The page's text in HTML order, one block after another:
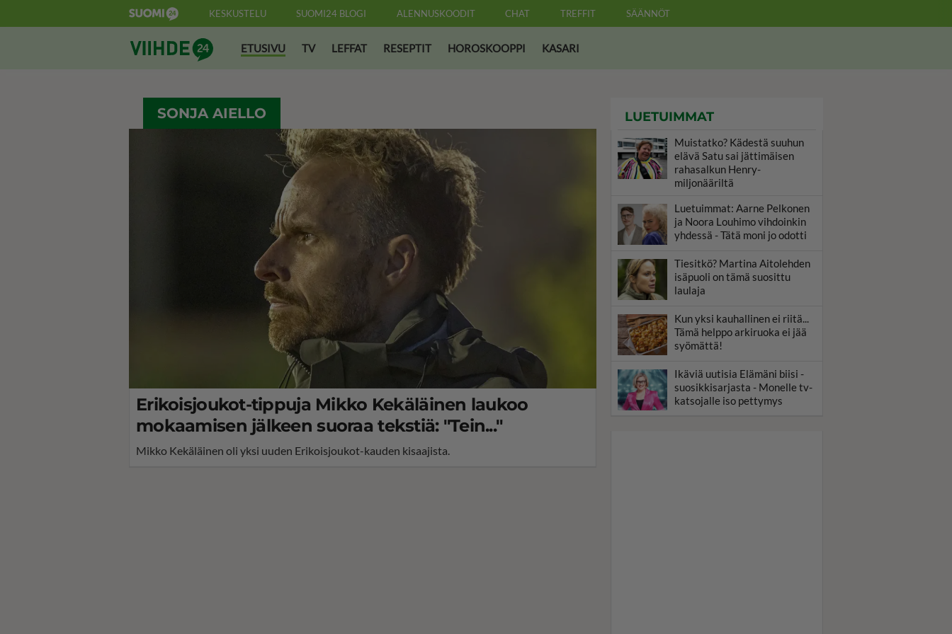
KESKUSTELU SUOMI24 BLOGI ALENNUSKOODIT CHAT TREFFIT SÄÄNNÖT
Suomi24 ViihdeETUSIVU TV LEFFAT RESEPTIT HOROSKOOPPI KASARI
SONJA AIELLO
Erikoisjoukot-tippuja Mikko Kekäläinen laukoo
mokaamisen jälkeen suoraa tekstiä: "Tein..."
Mikko Kekäläinen oli yksi uuden Erikoisjoukot-kauden kisaajista.
LUETUIMMAT
Muistatko? Kädestä suuhun
elävä Satu sai jättimäisen
rahasalkun Henry-
miljonääriltä
Luetuimmat: Aarne Pelkonen
ja Noora Louhimo vihdoinkin
yhdessä - Tätä moni jo odotti
Tiesitkö? Martina Aitolehden
isäpuoli on tämä suosittu
laulaja
Kun yksi kauhallinen ei riitä...
Tämä helppo arkiruoka ei jää
syömättä!
Ikäviä uutisia Elämäni biisi -
suosikkisarjasta - Monelle tv-
katsojalle iso pettymys